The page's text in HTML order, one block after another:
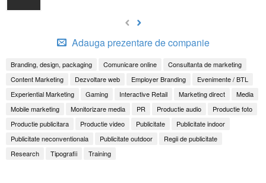
Adauga prezentare de companie
Branding, design, packaging Comunicare online
Consultanta de marketing
Content Marketing
Dezvoltare web Employer Branding
Evenimente / BTL
Experiential Marketing
Gaming Interactive Retail Marketing direct
Media
Mobile marketing
Monitorizare media PR Productie audio
Productie foto
Productie publicitara
Productie video Publicitate
Publicitate indoor
Publicitate neconventionala
Publicitate outdoor
Regii de publicitate
Research
Tipografii Training